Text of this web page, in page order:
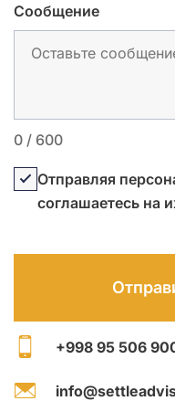
Сообщение
0 / 600
Отправляя
соглашаетесь на
+998 95 506